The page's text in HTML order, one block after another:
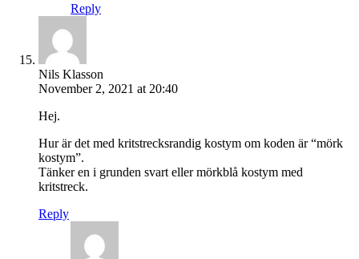
Reply
Nils Klasson
November 2, 2021 at 20:40
Hej.
Hur är det med kritstrecksrandig kostym om koden är “mörk
kostym”.
Tänker en i grunden svart eller mörkblå kostym med
kritstreck.
Reply